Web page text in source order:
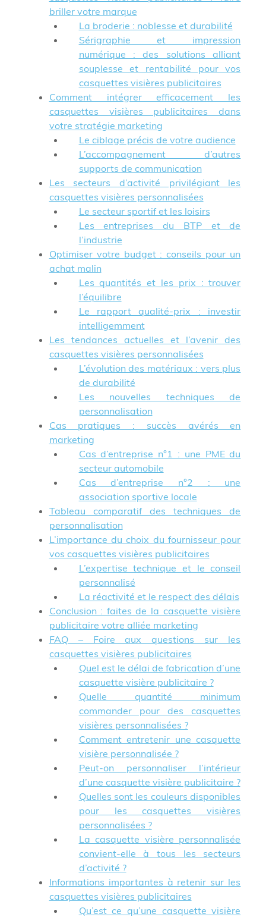
briller votre marque
La broderie : noblesse et durabilité
Sérigraphie et impression
numérique : des solutions alliant
souplesse et rentabilité pour vos
casquettes visières publicitaires
Comment intégrer efficacement les
casquettes visières publicitaires dans
votre stratégie marketing
Le ciblage précis de votre audience
L’accompagnement d’autres
supports de communication
Les secteurs d’activité privilégiant les
casquettes visières personnalisées
Le secteur sportif et les loisirs
Les entreprises du BTP et de
l’industrie
Optimiser votre budget : conseils pour un
achat malin
Les quantités et les prix : trouver
l’équilibre
Le rapport qualité-prix : investir
intelligemment
Les tendances actuelles et l’avenir des
casquettes visières personnalisées
L’évolution des matériaux : vers plus
de durabilité
Les nouvelles techniques de
personnalisation
Cas pratiques : succès avérés en
marketing
Cas d’entreprise n°1 : une PME du
secteur automobile
Cas d’entreprise n°2 : une
association sportive locale
Tableau comparatif des techniques de
personnalisation
L’importance du choix du fournisseur pour
vos casquettes visières publicitaires
L’expertise technique et le conseil
personnalisé
La réactivité et le respect des délais
Conclusion : faites de la casquette visière
publicitaire votre alliée marketing
FAQ – Foire aux questions sur les
casquettes visières publicitaires
Quel est le délai de fabrication d’une
casquette visière publicitaire ?
Quelle quantité minimum
commander pour des casquettes
visières personnalisées ?
Comment entretenir une casquette
visière personnalisée ?
Peut-on personnaliser l’intérieur
d’une casquette visière publicitaire ?
Quelles sont les couleurs disponibles
pour les casquettes visières
personnalisées ?
La casquette visière personnalisée
convient-elle à tous les secteurs
d’activité ?
Informations importantes à retenir sur les
casquettes visières publicitaires
Qu’est ce qu’une casquette visière